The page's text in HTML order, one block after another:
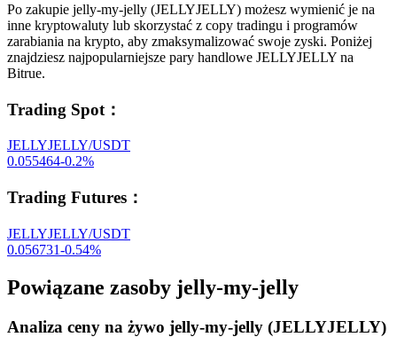
Po zakupie jelly-my-jelly (JELLYJELLY) możesz wymienić je na
inne kryptowaluty lub skorzystać z copy tradingu i programów
zarabiania na krypto, aby zmaksymalizować swoje zyski. Poniżej
znajdziesz najpopularniejsze pary handlowe JELLYJELLY na
Bitrue.
Trading Spot ：
JELLYJELLY/USDT
0.055464-0.2%
Trading Futures ：
JELLYJELLY/USDT
0.056731-0.54%
Powiązane zasoby jelly-my-jelly
Analiza ceny na żywo jelly-my-jelly (JELLYJELLY)